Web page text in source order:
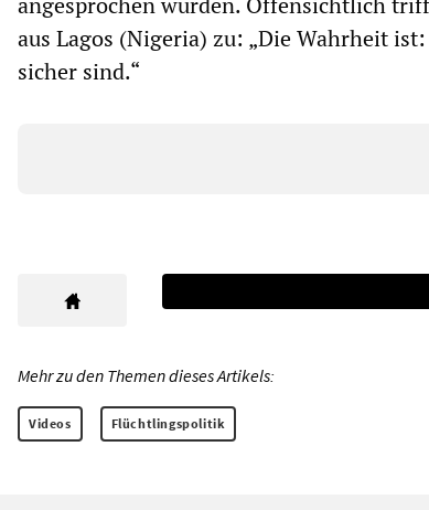
aus Lagos (Nigeria) zu: „Die Wahrheit
sicher sind.“
Mehr zu den Themen dieses Artikels:
Videos Flüchtlingspolitik